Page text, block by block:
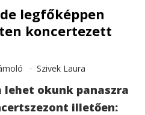
legfőképpen
koncertezett
· Szivek Laura
lehet okunk panaszra
illetően: